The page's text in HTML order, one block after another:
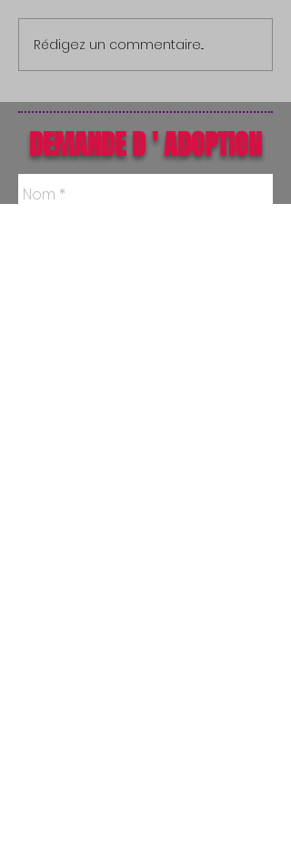
Rédigez un commentaire...
DEMANDE D ' ADOPTION